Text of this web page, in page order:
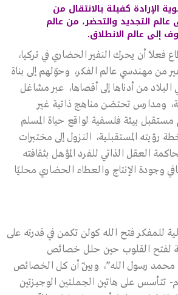
الإرادة كفيلة بالانتقال من
عالم التجديد والتحضر، من عالم
إلى عالم الانطلاق.
فعلاً أن يحرك النفير الحضاري في تركيا،
من مهندسي عالم الفكر، وحوّلهم إلى بناة
البلاد من أدناها إلى أقصاها، عبر مشاغل
ومدارس تحتضن مناهج ذاتية غير
بيئة فلسفية لواقع حياة المسلم
رؤيته المستقبلية، النزول إلى مختبرات
العقل الذاتي للفرد المؤهل بثقافته
وجودة الإنتاج والعطاء الحضاري محليًا
للمفكر فتح الله كولن تكمن في قدرته على
لفتح القلوب حين حلل خصائص
محمد رسول الله”، وبيّن أن كل الخصائص
تتأسس على هاتين الجملتين الوجيزتين